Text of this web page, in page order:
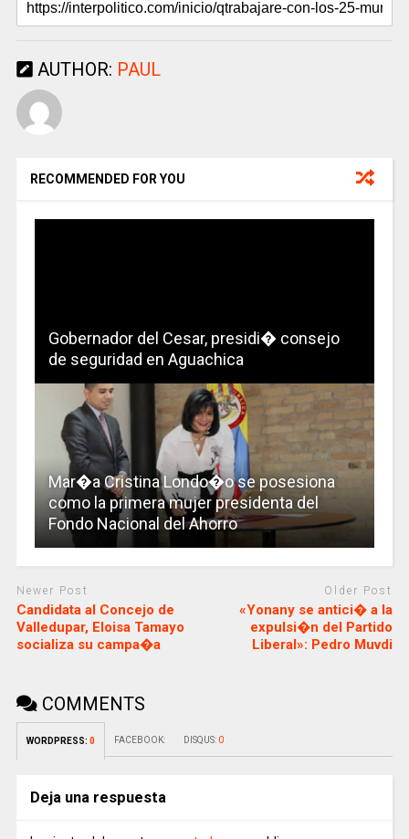
AUTHOR: PAUL
RECOMMENDED FOR YOU
Gobernador del Cesar, presidi� consejo
de seguridad en Aguachica
Mar�a Cristina Londo�o se posesiona
como la primera mujer presidenta del
Fondo Nacional del Ahorro
Newer Post
Candidata al Concejo de
Valledupar, Eloisa Tamayo
socializa su campa�a
Older Post
«Yonany se antici� a la
expulsi�n del Partido
Liberal»: Pedro Muvdi
COMMENTS
WORDPRESS: 0 FACEBOOK: DISQUS: 0
Deja una respuesta